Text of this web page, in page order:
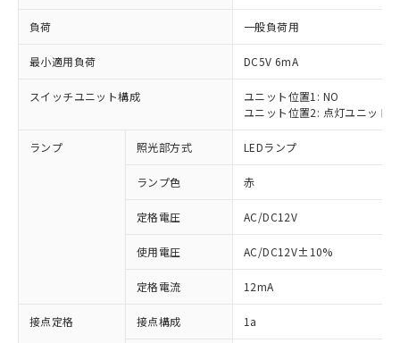
負荷 一般負荷用
最小適用負荷 DC5V 6mA
スイッチユニット構成
ユニット位置1: NO
ユニット位置2: 点灯ユニット
ランプ 照光部方式 LEDランプ
ランプ色 赤
定格電圧 AC/DC12V
使用電圧 AC/DC12V±10%
定格電流 12mA
接点定格 接点構成 1a
※1 対応状況
対応済み：EU RoHS指令（10物質）の
非含有に対応した製品が提供可能な商品で